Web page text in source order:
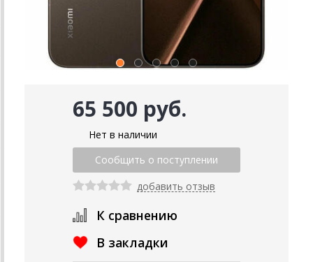
65 500 руб.
Нет в наличии
добавить отзыв
К сравнению
В закладки